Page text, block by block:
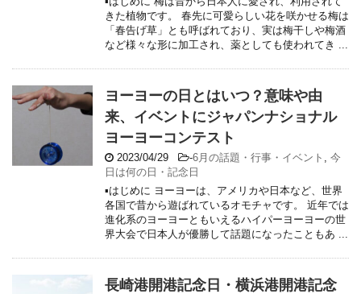
きた植物です。 春先に可愛らしい花を咲かせる梅は
「春告げ草」とも呼ばれており、実は梅干しや梅酒
など様々な形に加工され、薬としても使われてき ...
ヨーヨーの日とはいつ？意味や由
来、イベントにジャパンナショナル
ヨーヨーコンテスト
2023/04/29 -6月の話題・行事・イベント , 今
日は何の日・記念日
▪はじめに ヨーヨーは、アメリカや日本など、世界
各国で昔から遊ばれているオモチャです。 近年では
進化系のヨーヨーともいえるハイパーヨーヨーの世
界大会で日本人が優勝して話題になったこともあ ...
長崎港開港記念日・横浜港開港記念